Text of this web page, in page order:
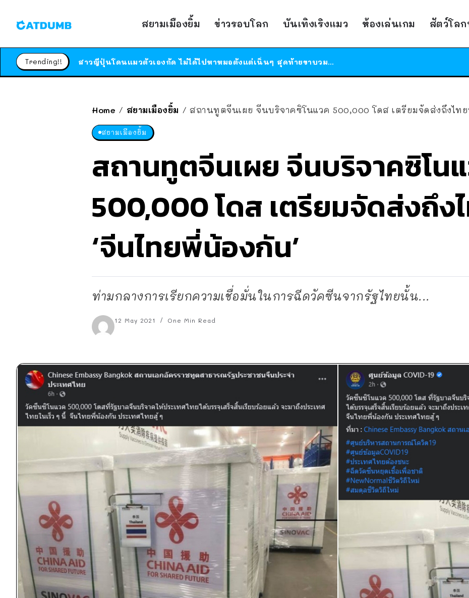
สยามเมืองยิ้ม ข่าวรอบโลก บันเทิงเริงแมว ห้องเล่นเกม สัตว์โล
Trending!!
ร้านอาหารในนิวยอร์กประกาศปิดตัวลง หลังอยู่มานานกว่า 45 ปี ติดป้ายขอบคุณลูกค้าทุกคน แถมสูตรทำไวท์ซอสให้แบบจัดเต็ม
ได้เวลาเด็กหนวดรวมตัว RF Online Next เปิดให้เล่นแล้ว เกม Sci-Fi MMORPG ระดับตำนาน เล่นได้ทั้งมือถือและ PC
Home / สยามเมืองยิ้ม / สถานทูตจีนเผย จีนบริจาคซิโนแวค 500,000 โดส เตรียมจัดส่งถึงไท
สยามเมืองยิ้ม
สถานทูตจีนเผย จีนบริจาคซิโน
500,000 โดส เตรียมจัดส่งถึง
‘จีนไทยพี่น้องกัน’
ท่ามกลางการเรียกความเชื่อมั่นในการฉีดวัคซีนจากรัฐไทยนั้น...
12 May 2021 One Min Read